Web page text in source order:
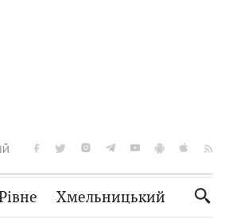
Хмельницький